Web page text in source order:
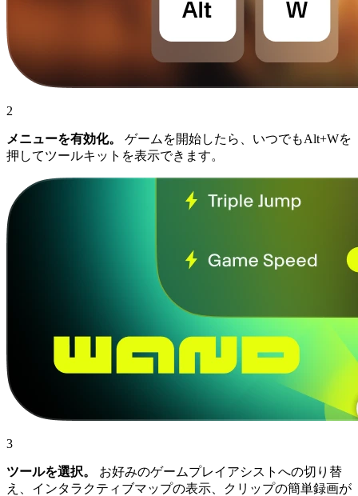
2
メニューを有効化。
ゲームを開始したら、いつでもAlt+Wを
押してツールキットを表示できます。
3
ツールを選択。
お好みのゲームプレイアシストへの切り替
え、インタラクティブマップの表示、クリップの簡単録画が